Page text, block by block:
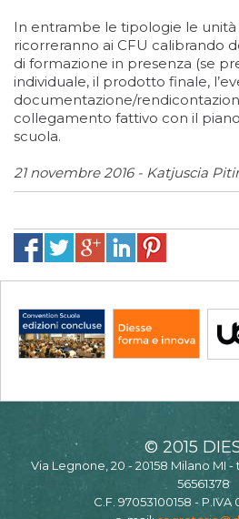
In entrambe le tipologie le
ricorreranno ai CFU calibrando
di formazione in presenza (se
individuale, il prodotto finale,
documentazione/
collegamento fattivo con il
scuola.
21 novembre 2016 - Katjuscia
© 2015
Via Legnone, 20 - 20158 Milano MI -
56561378
C.F. 97053100158 -